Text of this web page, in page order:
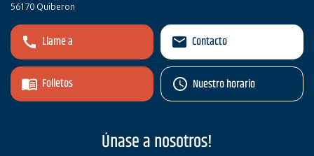
56170 Quiberon
Llame a
Folletos
Contacto
Nuestro horario
Únase a nosotros!